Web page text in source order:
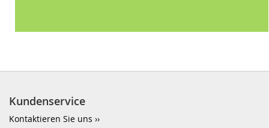
Kundenservice
Kontaktieren Sie uns